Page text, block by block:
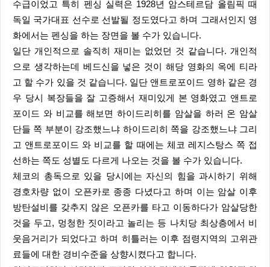
수급이었고 특히 펜싱 실력은 1928년 암스테르담 올림픽 때
독일 국가대표 선수로 선발될 정도였다고 하며 그래서인지 영
화에서는 펜싱을 하는 장면을 볼 수가 있습니다.
일단 개인적으로 솔직히 재미는 없었던 것 같습니다. 개인적
으로 생각하는데 베드신을 넣은 것이 해당 영화의 옥에 티라
고 할 수가 있을 것 같습니다. 일단 앤트로포이드 영하 같은 경
우 당시 복장들을 잘 고증해서 재미있게 본 영화였고 앤트로
포이드 와 비교를 해보면 하이드리히를 암살을 하러 온 암살
단들 쪽 부분이 강조했느냐 하이드리히 쪽을 강조했느냐 그리
고 앤트로포이드 와 비교를 할 때에는 체코 레지스탕스 쪽 접
선하는 쪽도 성별도 다르게 나오는 것을 볼 수가 있습니다.
체코의 총독으로 있을 당시에는 자신의 힘을 과시하기 위해
경호차량 없이 오픈카로 종종 다녔다고 하며 이는 암살 이후
방탄설비를 갖추지 않은 오픈카를 타고 이동하다가 암살당한
것을 두고, 멍청한 짓이라고 놀리는 등 나치당 최상층에서 비
웃음거리가 되었다고 하며 히틀러는 이후 점령지역의 고위관
료들에 대한 경비수준을 상향시켰다고 합니다.